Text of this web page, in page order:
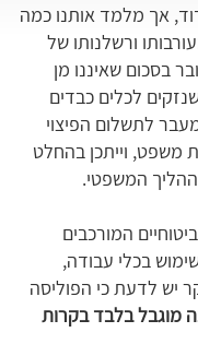
אך מלמד אותנו כמה
ורשלנותו של
בסכום שאיננו מן
לכל שנזקים לכלים כבדים
לתשלום הפיצוי
משפט, וייתכן בהחלט
ההליך המשפטי.
המורכבים
בכלי עבודה,
יש לדעת כי הפוליסה
מוגבל בלבד בקרות